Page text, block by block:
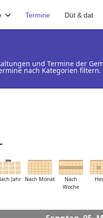
Termine Düt & dat
und Termine der
nach Kategorien
Jahr Nach Monat
Nach
Woche